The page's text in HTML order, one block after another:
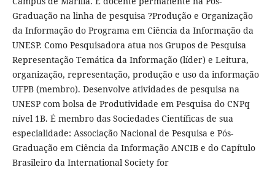
Graduação na linha de pesquisa ?Produção e Organização
da Informação do Programa em Ciência da Informação da
UNESP. Como Pesquisadora atua nos Grupos de Pesquisa
Representação Temática da Informação (líder) e Leitura,
organização, representação, produção e uso da informação
UFPB (membro). Desenvolve atividades de pesquisa na
UNESP com bolsa de Produtividade em Pesquisa do CNPq
nível 1B. É membro das Sociedades Científicas de sua
especialidade: Associação Nacional de Pesquisa e Pós-
Graduação em Ciência da Informação ANCIB e do Capítulo
Brasileiro da International Society for